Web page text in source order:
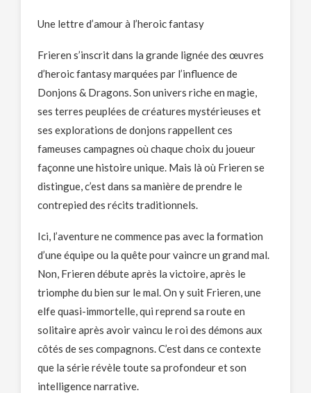
Une lettre d’amour à l’heroic fantasy
Frieren s’inscrit dans la grande lignée des œuvres
d’heroic fantasy marquées par l’influence de
Donjons & Dragons. Son univers riche en magie,
ses terres peuplées de créatures mystérieuses et
ses explorations de donjons rappellent ces
fameuses campagnes où chaque choix du joueur
façonne une histoire unique. Mais là où Frieren se
distingue, c’est dans sa manière de prendre le
contrepied des récits traditionnels.
Ici, l’aventure ne commence pas avec la formation
d’une équipe ou la quête pour vaincre un grand mal.
Non, Frieren débute après la victoire, après le
triomphe du bien sur le mal. On y suit Frieren, une
elfe quasi-immortelle, qui reprend sa route en
solitaire après avoir vaincu le roi des démons aux
côtés de ses compagnons. C’est dans ce contexte
que la série révèle toute sa profondeur et son
intelligence narrative.